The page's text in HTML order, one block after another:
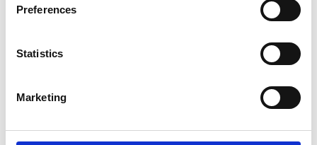
Preferences
Statistics
Marketing